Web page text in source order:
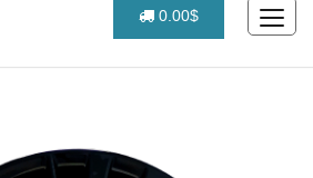
0.00$